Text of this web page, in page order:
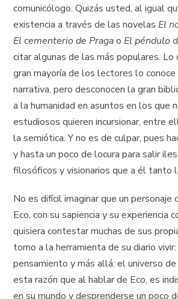
comunicólogo. Quizás usted, al igual
existencia a través de las novelasEl
El cementerio de PragaoEl péndulo
citar algunas de las más populares. Lo
gran mayoría de los lectores lo conoce
narrativa, pero desconocen la gran
a la humanidad en asuntos en los que
estudiosos quieren incursionar, entre
la semiótica. Y no es de culpar, pues
y hasta un poco de locura para salir
filosóficos y visionarios que a él tanto
No es difícil imaginar que un personaje
Eco, con su sapiencia y su experiencia
quisiera contestar muchas de sus
torno a la herramienta de su diario
pensamiento y más allá: el universo
esta razón que al hablar de Eco, es
en su mundo y desprenderse un poco